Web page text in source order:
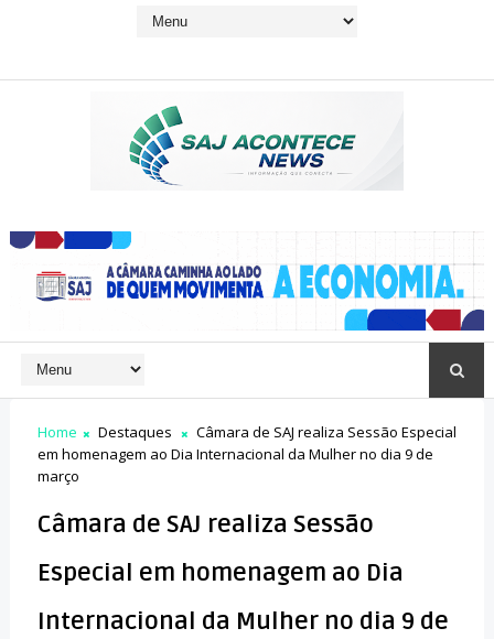
Home Destaques
Câmara de SAJ realiza Sessão Especial
em homenagem ao Dia Internacional da Mulher no dia 9 de
março
Câmara de SAJ realiza Sessão
Especial em homenagem ao Dia
Internacional da Mulher no dia 9 de